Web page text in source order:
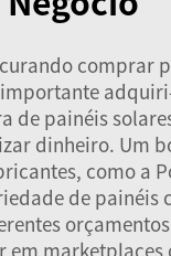
comprar
de painéis
dinheiro. Um
como a
de painéis
em marketplaces